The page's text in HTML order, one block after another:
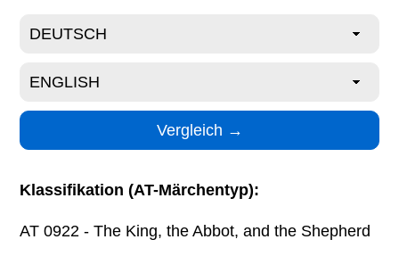
Klassifikation (AT-Märchentyp):
AT 0922 - The King, the Abbot, and the Shepherd